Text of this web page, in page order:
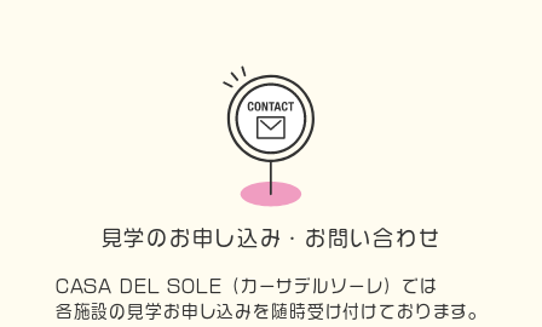
見学のお申し込み・お問い合わせ
CASA DEL SOLE（カーサデルソーレ）では
各施設の見学お申し込みを随時受け付けております。